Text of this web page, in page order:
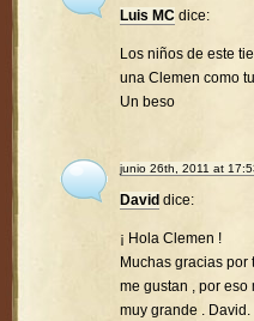
Luis MC dice:
Los niños de este
una Clemen como
Un beso
junio 26th, 2011 at
David dice:
¡ Hola Clemen !
Muchas gracias
me gustan , por
muy grande . David.